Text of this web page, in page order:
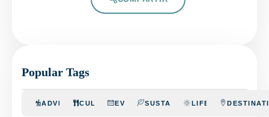
Popular Tags
ADVENTURECULINARYEVENTSSUSTAINABILITYLIFESTYLE